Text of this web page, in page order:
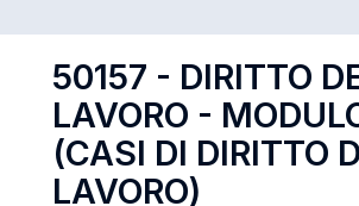
50157 - DIRITTO
LAVORO -
(CASI DI DIRITTO
LAVORO)